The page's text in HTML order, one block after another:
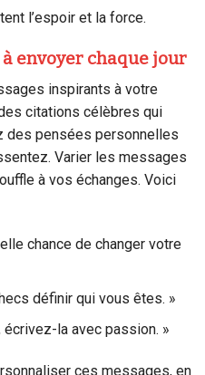
l’espoir et la force.
à envoyer chaque jour
inspirants à votre
citations célèbres qui
des pensées personnelles
Varier les messages
à vos échanges. Voici
chance de changer votre
définir qui vous êtes. »
la avec passion. »
ces messages, en